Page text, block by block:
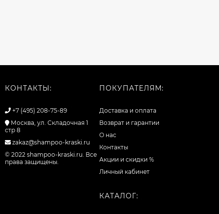
КОНТАКТЫ:
+7 (495) 208-75-89
Москва, ул. Складочная 1
стр 8
zakaz@shampoo-kraski.ru
© 2022 shampoo-kraski.ru. Все
права защищены.
ПОКУПАТЕЛЯМ:
Доставка и оплата
Возврат и гарантии
О нас
Контакты
Акции и скидки %
Личный кабинет
КАТАЛОГ: